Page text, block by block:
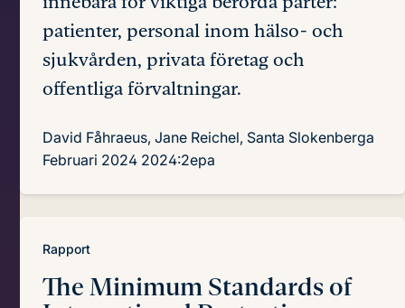
patienter, personal inom hälso- och
sjukvården, privata företag och
offentliga förvaltningar.
David Fåhraeus, Jane Reichel, Santa Slokenberga
Februari 2024 2024:2epa
Rapport
The Minimum Standards of